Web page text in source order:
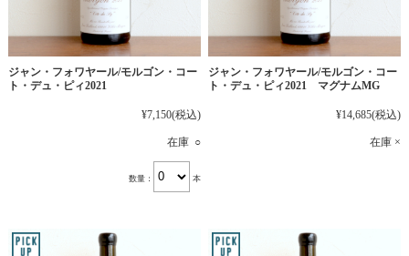
ジャン・フォワヤール/モルゴン・コー
ト・デュ・ピィ2021
¥7,150(税込)
在庫 ○
数量： 本
ジャン・フォワヤール/モルゴン・コー
ト・デュ・ピィ2021 マグナムMG
¥14,685(税込)
在庫 ×